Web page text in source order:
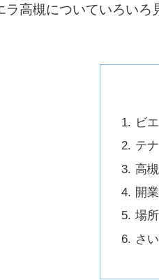
ラ高槻についていろい
ビ
テ
高
開
場
さ